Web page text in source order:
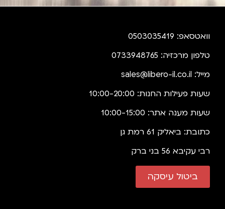
וואטסאפ: 0503035419
טלפון מרכזיה: 0733948765
מייל: sales@libero-il.co.il
שעות פעילות החנות: 10:00-20:00
שעות מענה אתר: 10:00-15:00
כתובת: ביאליק 61 רמת גן
רבי עקיבא 56 בני ברק
ביטול עיסקה